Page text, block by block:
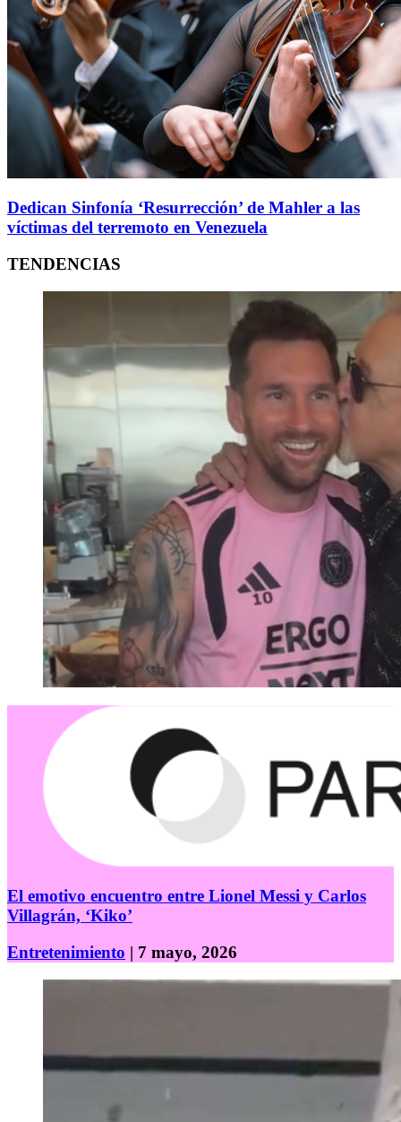
Dedican Sinfonía ‘Resurrección’ de Mahler a las
víctimas del terremoto en Venezuela
TENDENCIAS
El emotivo encuentro entre Lionel Messi y Carlos
Villagrán, ‘Kiko’
Entretenimiento | 7 mayo, 2026